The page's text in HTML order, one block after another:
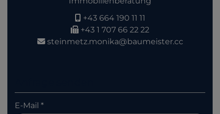
+43 664 190 11 11
+43 1 707 66 22 22
steinmetz.monika@baumeister.cc
E-Mail